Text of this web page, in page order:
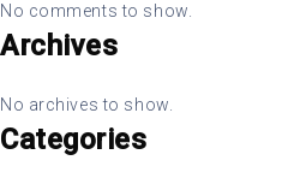
No comments to show.
Archives
No archives to show.
Categories